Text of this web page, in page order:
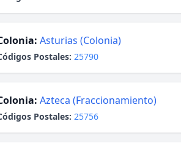
Asturias (Colonia)
Postales: 25790
Azteca (Fraccionamiento)
Postales: 25756